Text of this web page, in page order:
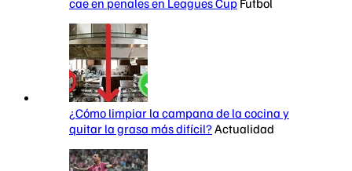
¿Cómo limpiar la campana de la cocina y
quitar la grasa más difícil?Actualidad